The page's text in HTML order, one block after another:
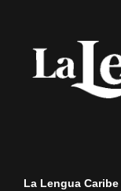
La Lengua Caribe